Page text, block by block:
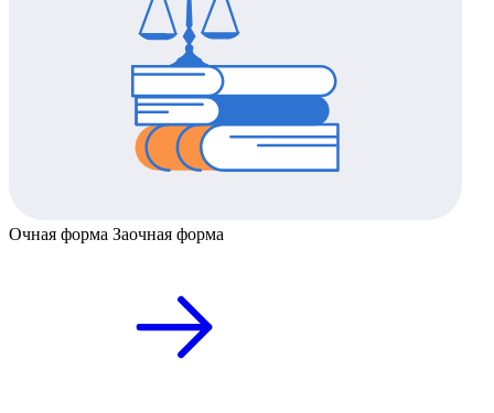
Очная форма Заочная форма